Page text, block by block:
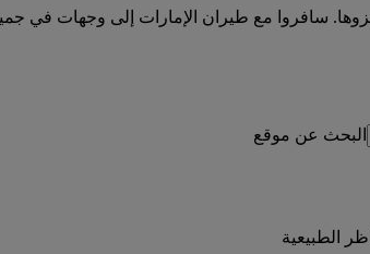
سافروا مع طيران الإمارات إلى وجهات في
البحث عن موقع
الطبيعية